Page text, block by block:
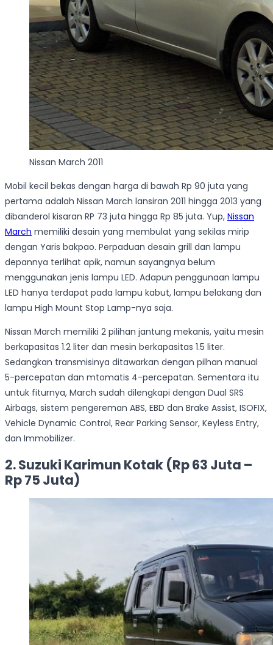
Nissan March 2011
Mobil kecil bekas dengan harga di bawah Rp 90 juta yang
pertama adalah Nissan March lansiran 2011 hingga 2013 yang
dibanderol kisaran RP 73 juta hingga Rp 85 juta. Yup, Nissan
March memiliki desain yang membulat yang sekilas mirip
dengan Yaris bakpao. Perpaduan desain grill dan lampu
depannya terlihat apik, namun sayangnya belum
menggunakan jenis lampu LED. Adapun penggunaan lampu
LED hanya terdapat pada lampu kabut, lampu belakang dan
lampu High Mount Stop Lamp-nya saja.
Nissan March memiliki 2 pilihan jantung mekanis, yaitu mesin
berkapasitas 1.2 liter dan mesin berkapasitas 1.5 liter.
Sedangkan transmisinya ditawarkan dengan pilhan manual
5-percepatan dan mtomatis 4-percepatan. Sementara itu
untuk fiturnya, March sudah dilengkapi dengan Dual SRS
Airbags, sistem pengereman ABS, EBD dan Brake Assist, ISOFIX,
Vehicle Dynamic Control, Rear Parking Sensor, Keyless Entry,
dan Immobilizer.
2. Suzuki Karimun Kotak (Rp 63 Juta –
Rp 75 Juta)